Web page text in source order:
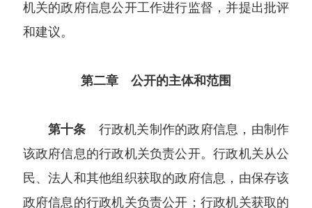
机关的政府信息公开工作进行监督，并提出批评
和建议。
第二章 公开的主体和范围
第十条 行政机关制作的政府信息，由制作
该政府信息的行政机关负责公开。行政机关从公
民、法人和其他组织获取的政府信息，由保存该
政府信息的行政机关负责公开；行政机关获取的